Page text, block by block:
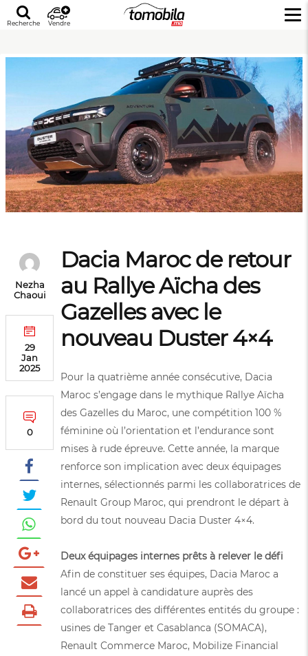
Recherche Vendre
Nezha
Chaoui
29
Jan
2025
0
Dacia Maroc de retour
au Rallye Aïcha des
Gazelles avec le
nouveau Duster 4×4
Pour la quatrième année consécutive, Dacia
Maroc s’engage dans le mythique Rallye Aïcha
des Gazelles du Maroc, une compétition 100 %
féminine où l’orientation et l’endurance sont
mises à rude épreuve. Cette année, la marque
renforce son implication avec deux équipages
internes, sélectionnés parmi les collaboratrices de
Renault Group Maroc, qui prendront le départ à
bord du tout nouveau Dacia Duster 4×4.
Deux équipages internes prêts à relever le défi
Afin de constituer ses équipes, Dacia Maroc a
lancé un appel à candidature auprès des
collaboratrices des différentes entités du groupe :
usines de Tanger et Casablanca (SOMACA),
Renault Commerce Maroc, Mobilize Financial